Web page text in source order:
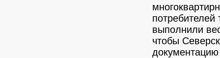
выполнили
чтобы